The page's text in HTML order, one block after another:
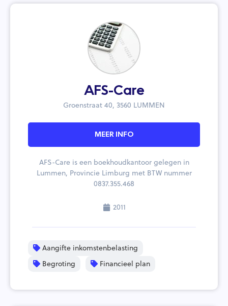
AFS-Care
Groenstraat 40, 3560 LUMMEN
MEER INFO
AFS-Care is een boekhoudkantoor gelegen in
Lummen, Provincie Limburg met BTW nummer
0837.355.468
2011
Aangifte inkomstenbelasting
Begroting
Financieel plan